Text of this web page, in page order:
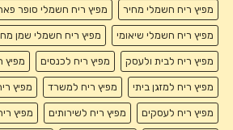
מפיץ ריח חשמלי מחיר מפיץ ריח חשמלי סופר
מפיץ ריח חשמלי שיאומי מפיץ ריח חשמלי שמן
מפיץ ריח לבית ולעסק מפיץ ריח לכנסים מפיץ
מפיץ ריח למזגן ביתי מפיץ ריח למשרד מפיץ
מפיץ ריח לעסקים מפיץ ריח לשירותים מפיץ